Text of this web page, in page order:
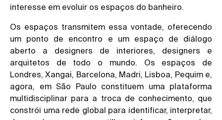
interesse em evoluir os espaços do banheiro.
Os espaços transmitem essa vontade, oferecendo
um ponto de encontro e um espaço de diálogo
aberto a designers de interiores, designers e
arquitetos de todo o mundo. Os espaços de
Londres, Xangai, Barcelona, Madri, Lisboa, Pequim e,
agora, em São Paulo constituem uma plataforma
multidisciplinar para a troca de conhecimento, que
constrói uma rede global para identificar, interpretar,